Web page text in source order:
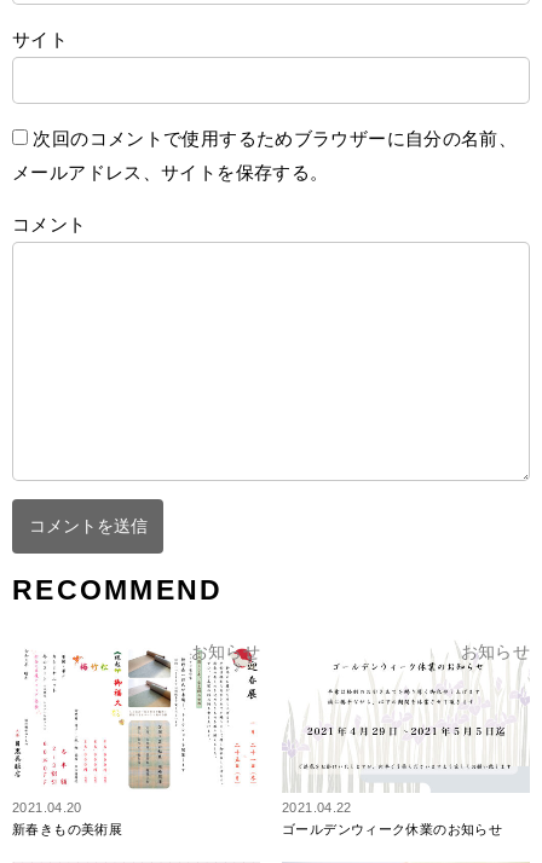
サイト
次回のコメントで使用するためブラウザーに自分の名前、
メールアドレス、サイトを保存する。
コメント
RECOMMEND
お知らせ
2021.04.20
新春きもの美術展
お知らせ
2021.04.22
ゴールデンウィーク休業のお知らせ